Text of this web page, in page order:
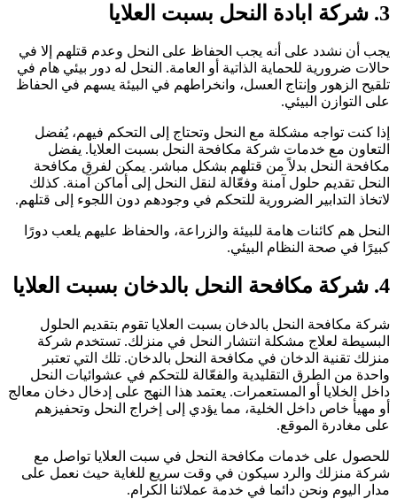
بسبت العلايا
أن نشدد على أنه يجب الحفاظ على النحل وعدم قتلهم إلا في
ضرورية للحماية الذاتية أو العامة. النحل له دور بيئي هام في
الزهور وإنتاج العسل، وانخراطهم في البيئة يسهم في الحفاظ
التوازن البيئي.
كنت تواجه مشكلة مع النحل وتحتاج إلى التحكم فيهم، يُفضل
مع خدمات شركة مكافحة النحل بسبت العلايا. يفضل
النحل بدلاً من قتلهم بشكل مباشر. يمكن لفرق مكافحة
تقديم حلول آمنة وفعّالة لنقل النحل إلى أماكن آمنة. كذلك
التدابير الضرورية للتحكم في وجودهم دون اللجوء إلى قتلهم.
هم كائنات هامة للبيئة والزراعة، والحفاظ عليهم يلعب دورًا
في صحة النظام البيئي.
بسبت العلايا
مكافحة النحل بالدخان بسبت العلايا تقوم بتقديم الحلول
لعلاج مشكلة انتشار النحل في منزلك. تستخدم شركة
تقنية الدخان في مكافحة النحل بالدخان. تلك التي تعتبر
من الطرق التقليدية والفعّالة للتحكم في عشوائيات النحل
الخلايا أو المستعمرات. يعتمد هذا النهج على إدخال دخان معالج
مهيأ خاص داخل الخلية، مما يؤدي إلى إخراج النحل وتحفيزهم
مغادرة الموقع.
على خدمات مكافحة النحل في سبت العلايا تواصل مع
منزلك والرد سيكون في وقت سريع للغاية حيث نعمل على
اليوم ونحن دائما في خدمة عملائنا الكرام.